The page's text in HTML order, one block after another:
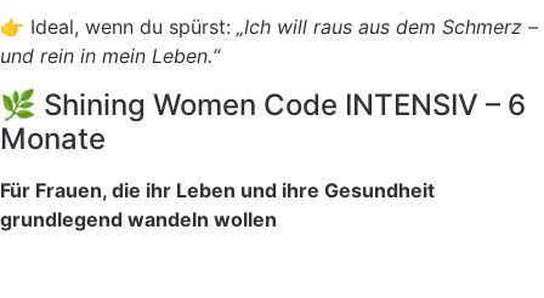
👉 Ideal, wenn du spürst: „Ich will raus aus dem Schmerz –
und rein in mein Leben.“
🌿 Shining Women Code INTENSIV – 6
Monate
Für Frauen, die ihr Leben und ihre Gesundheit
grundlegend wandeln wollen